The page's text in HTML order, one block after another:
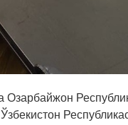
Озарбайжон